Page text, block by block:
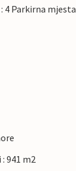
4 Parkirna mjesta
941 m2